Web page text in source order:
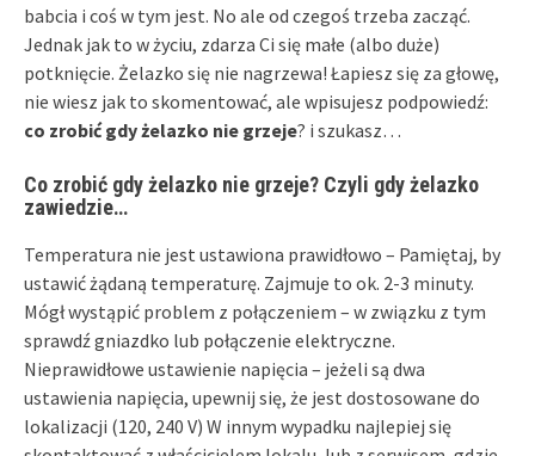
babcia i coś w tym jest. No ale od czegoś trzeba zacząć.
Jednak jak to w życiu, zdarza Ci się małe (albo duże)
potknięcie. Żelazko się nie nagrzewa! Łapiesz się za głowę,
nie wiesz jak to skomentować, ale wpisujesz podpowiedź:
co zrobić gdy żelazko nie grzeje? i szukasz…
Co zrobić gdy żelazko nie grzeje? Czyli gdy żelazko
zawiedzie…
Temperatura nie jest ustawiona prawidłowo – Pamiętaj, by
ustawić żądaną temperaturę. Zajmuje to ok. 2-3 minuty.
Mógł wystąpić problem z połączeniem – w związku z tym
sprawdź gniazdko lub połączenie elektryczne.
Nieprawidłowe ustawienie napięcia – jeżeli są dwa
ustawienia napięcia, upewnij się, że jest dostosowane do
lokalizacji (120, 240 V) W innym wypadku najlepiej się